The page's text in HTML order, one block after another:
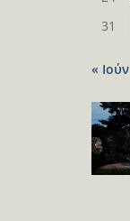
31
« Ιούν